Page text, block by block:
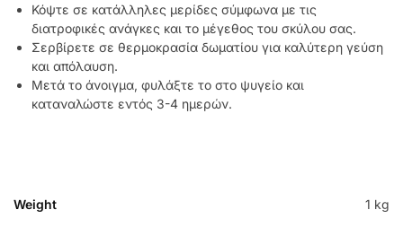
Κόψτε σε κατάλληλες μερίδες σύμφωνα με τις
διατροφικές ανάγκες και το μέγεθος του σκύλου σας.
Σερβίρετε σε θερμοκρασία δωματίου για καλύτερη γεύση
και απόλαυση.
Μετά το άνοιγμα, φυλάξτε το στο ψυγείο και
καταναλώστε εντός 3-4 ημερών.
Weight 1 kg